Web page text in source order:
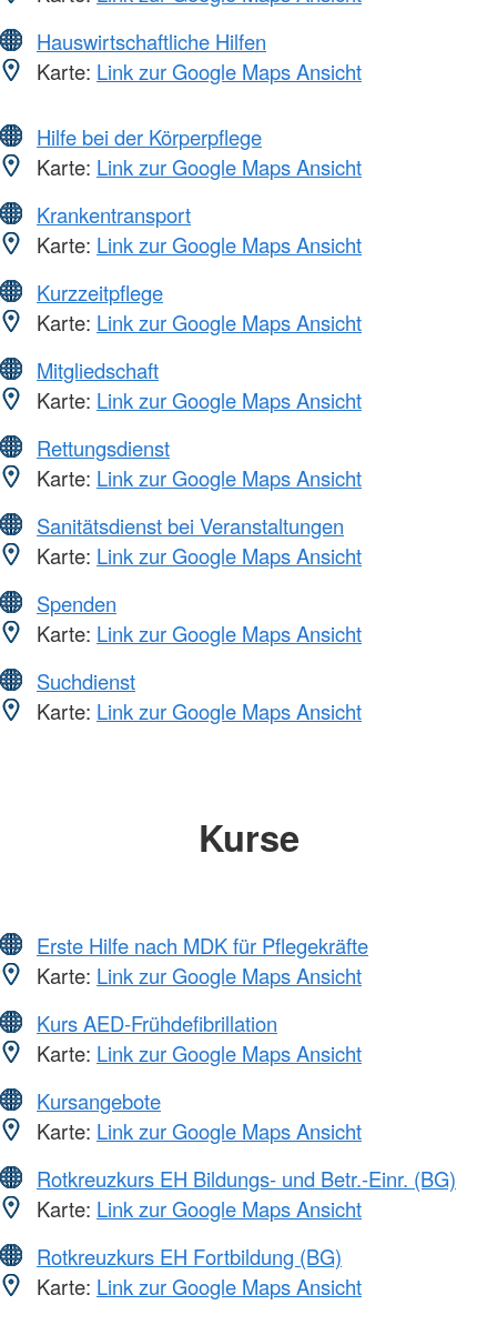
Hauswirtschaftliche Hilfen
Karte: Link zur Google Maps Ansicht
Hilfe bei der Körperpflege
Karte: Link zur Google Maps Ansicht
Krankentransport
Karte: Link zur Google Maps Ansicht
Kurzzeitpflege
Karte: Link zur Google Maps Ansicht
Mitgliedschaft
Karte: Link zur Google Maps Ansicht
Rettungsdienst
Karte: Link zur Google Maps Ansicht
Sanitätsdienst bei Veranstaltungen
Karte: Link zur Google Maps Ansicht
Spenden
Karte: Link zur Google Maps Ansicht
Suchdienst
Karte: Link zur Google Maps Ansicht
Kurse
Erste Hilfe nach MDK für Pflegekräfte
Karte: Link zur Google Maps Ansicht
Kurs AED-Frühdefibrillation
Karte: Link zur Google Maps Ansicht
Kursangebote
Karte: Link zur Google Maps Ansicht
Rotkreuzkurs EH Bildungs- und Betr.-Einr. (BG)
Karte: Link zur Google Maps Ansicht
Rotkreuzkurs EH Fortbildung (BG)
Karte: Link zur Google Maps Ansicht